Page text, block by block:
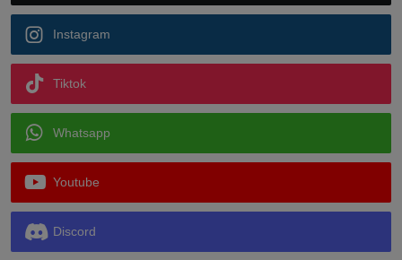
Instagram
Tiktok
Whatsapp
Youtube
Discord